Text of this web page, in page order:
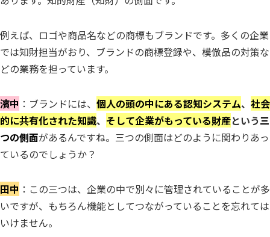
例えば、ロゴや商品名などの商標もブランドです。多くの企業
では知財担当がおり、ブランドの商標登録や、模倣品の対策な
どの業務を担っています。
濱中 ：ブランドには、 個人の頭の中にある認知システム、 社会
的に共有化された知識、 そして企業がもっている財産という三
つの側面があるんですね。三つの側面はどのように関わりあっ
ているのでしょうか？
田中 ：この三つは、企業の中で別々に管理されていることが多
いですが、もちろん機能としてつながっていることを忘れては
いけません。